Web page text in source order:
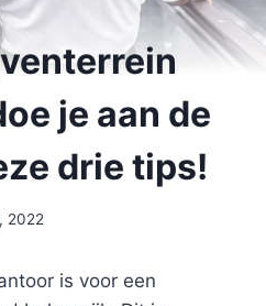
je aan de
drie tips!
2022
is voor een